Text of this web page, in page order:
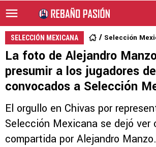
SELECCIÓN MEXICANA Selección
La foto de Alejandro
presumir a los jugadores
convocados a Selección
El orgullo en Chivas por
Selección Mexicana se dejó ver
compartida por Alejandro Manzo.